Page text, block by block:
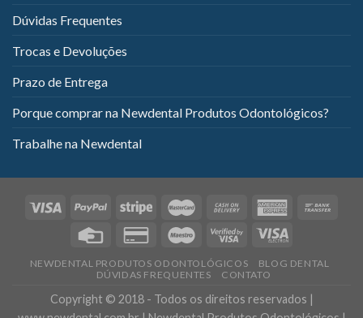
Dúvidas Frequentes
Trocas e Devoluções
Prazo de Entrega
Porque comprar na Newdental Produtos Odontológicos?
Trabalhe na Newdental
NEWDENTAL PRODUTOS ODONTOLÓGICOS
BLOG DENTAL
DÚVIDAS FREQUENTES
CONTATO
Copyright © 2018 - Todos os direitos reservados |